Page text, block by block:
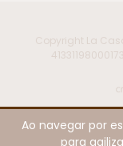
Ao navegar por
para
Copyright La